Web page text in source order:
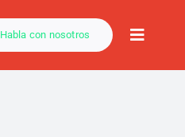
Habla con nosotros
Toggle